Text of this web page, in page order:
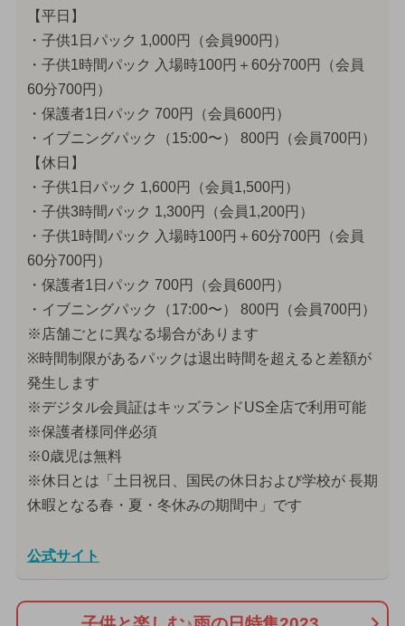
【平日】
・子供1日パック 1,000円（会員900円）
・子供1時間パック 入場時100円＋60分700円（会員
60分700円）
・保護者1日パック 700円（会員600円）
・イブニングパック（15:00〜） 800円（会員700円）
【休日】
・子供1日パック 1,600円（会員1,500円）
・子供3時間パック 1,300円（会員1,200円）
・子供1時間パック 入場時100円＋60分700円（会員
60分700円）
・保護者1日パック 700円（会員600円）
・イブニングパック（17:00〜） 800円（会員700円）
※店舗ごとに異なる場合があります
※時間制限があるパックは退出時間を超えると差額が
発生します
※デジタル会員証はキッズランドUS全店で利用可能
※保護者様同伴必須
※0歳児は無料
※休日とは「土日祝日、国民の休日および学校が 長期
休暇となる春・夏・冬休みの期間中」です
公式サイト